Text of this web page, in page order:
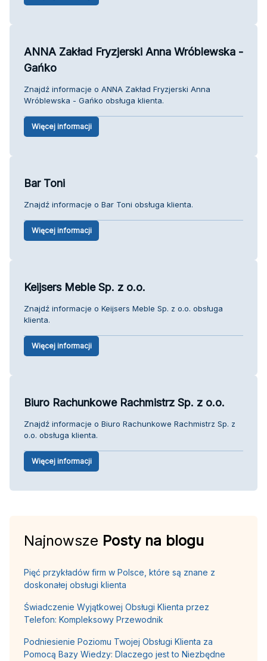
ANNA Zakład Fryzjerski Anna Wróblewska -
Gańko
Znajdź informacje o ANNA Zakład Fryzjerski Anna
Wróblewska - Gańko obsługa klienta.
Więcej informacji
Bar Toni
Znajdź informacje o Bar Toni obsługa klienta.
Więcej informacji
Keijsers Meble Sp. z o.o.
Znajdź informacje o Keijsers Meble Sp. z o.o. obsługa
klienta.
Więcej informacji
Biuro Rachunkowe Rachmistrz Sp. z o.o.
Znajdź informacje o Biuro Rachunkowe Rachmistrz Sp. z
o.o. obsługa klienta.
Więcej informacji
Najnowsze Posty na blogu
Pięć przykładów firm w Polsce, które są znane z
doskonałej obsługi klienta
Świadczenie Wyjątkowej Obsługi Klienta przez
Telefon: Kompleksowy Przewodnik
Podniesienie Poziomu Twojej Obsługi Klienta za
Pomocą Bazy Wiedzy: Dlaczego jest to Niezbędne